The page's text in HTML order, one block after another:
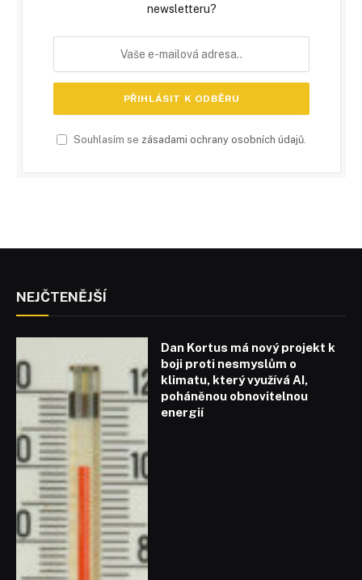
newsletteru?
Souhlasím se zásadami ochrany osobních údajů
NEJČTENĚJŠÍ
Dan Kortus má nový projekt k
boji proti nesmyslům o
klimatu, který využívá AI,
poháněnou obnovitelnou
energií